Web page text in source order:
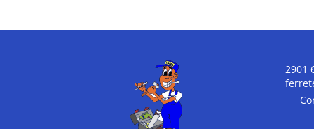
2901